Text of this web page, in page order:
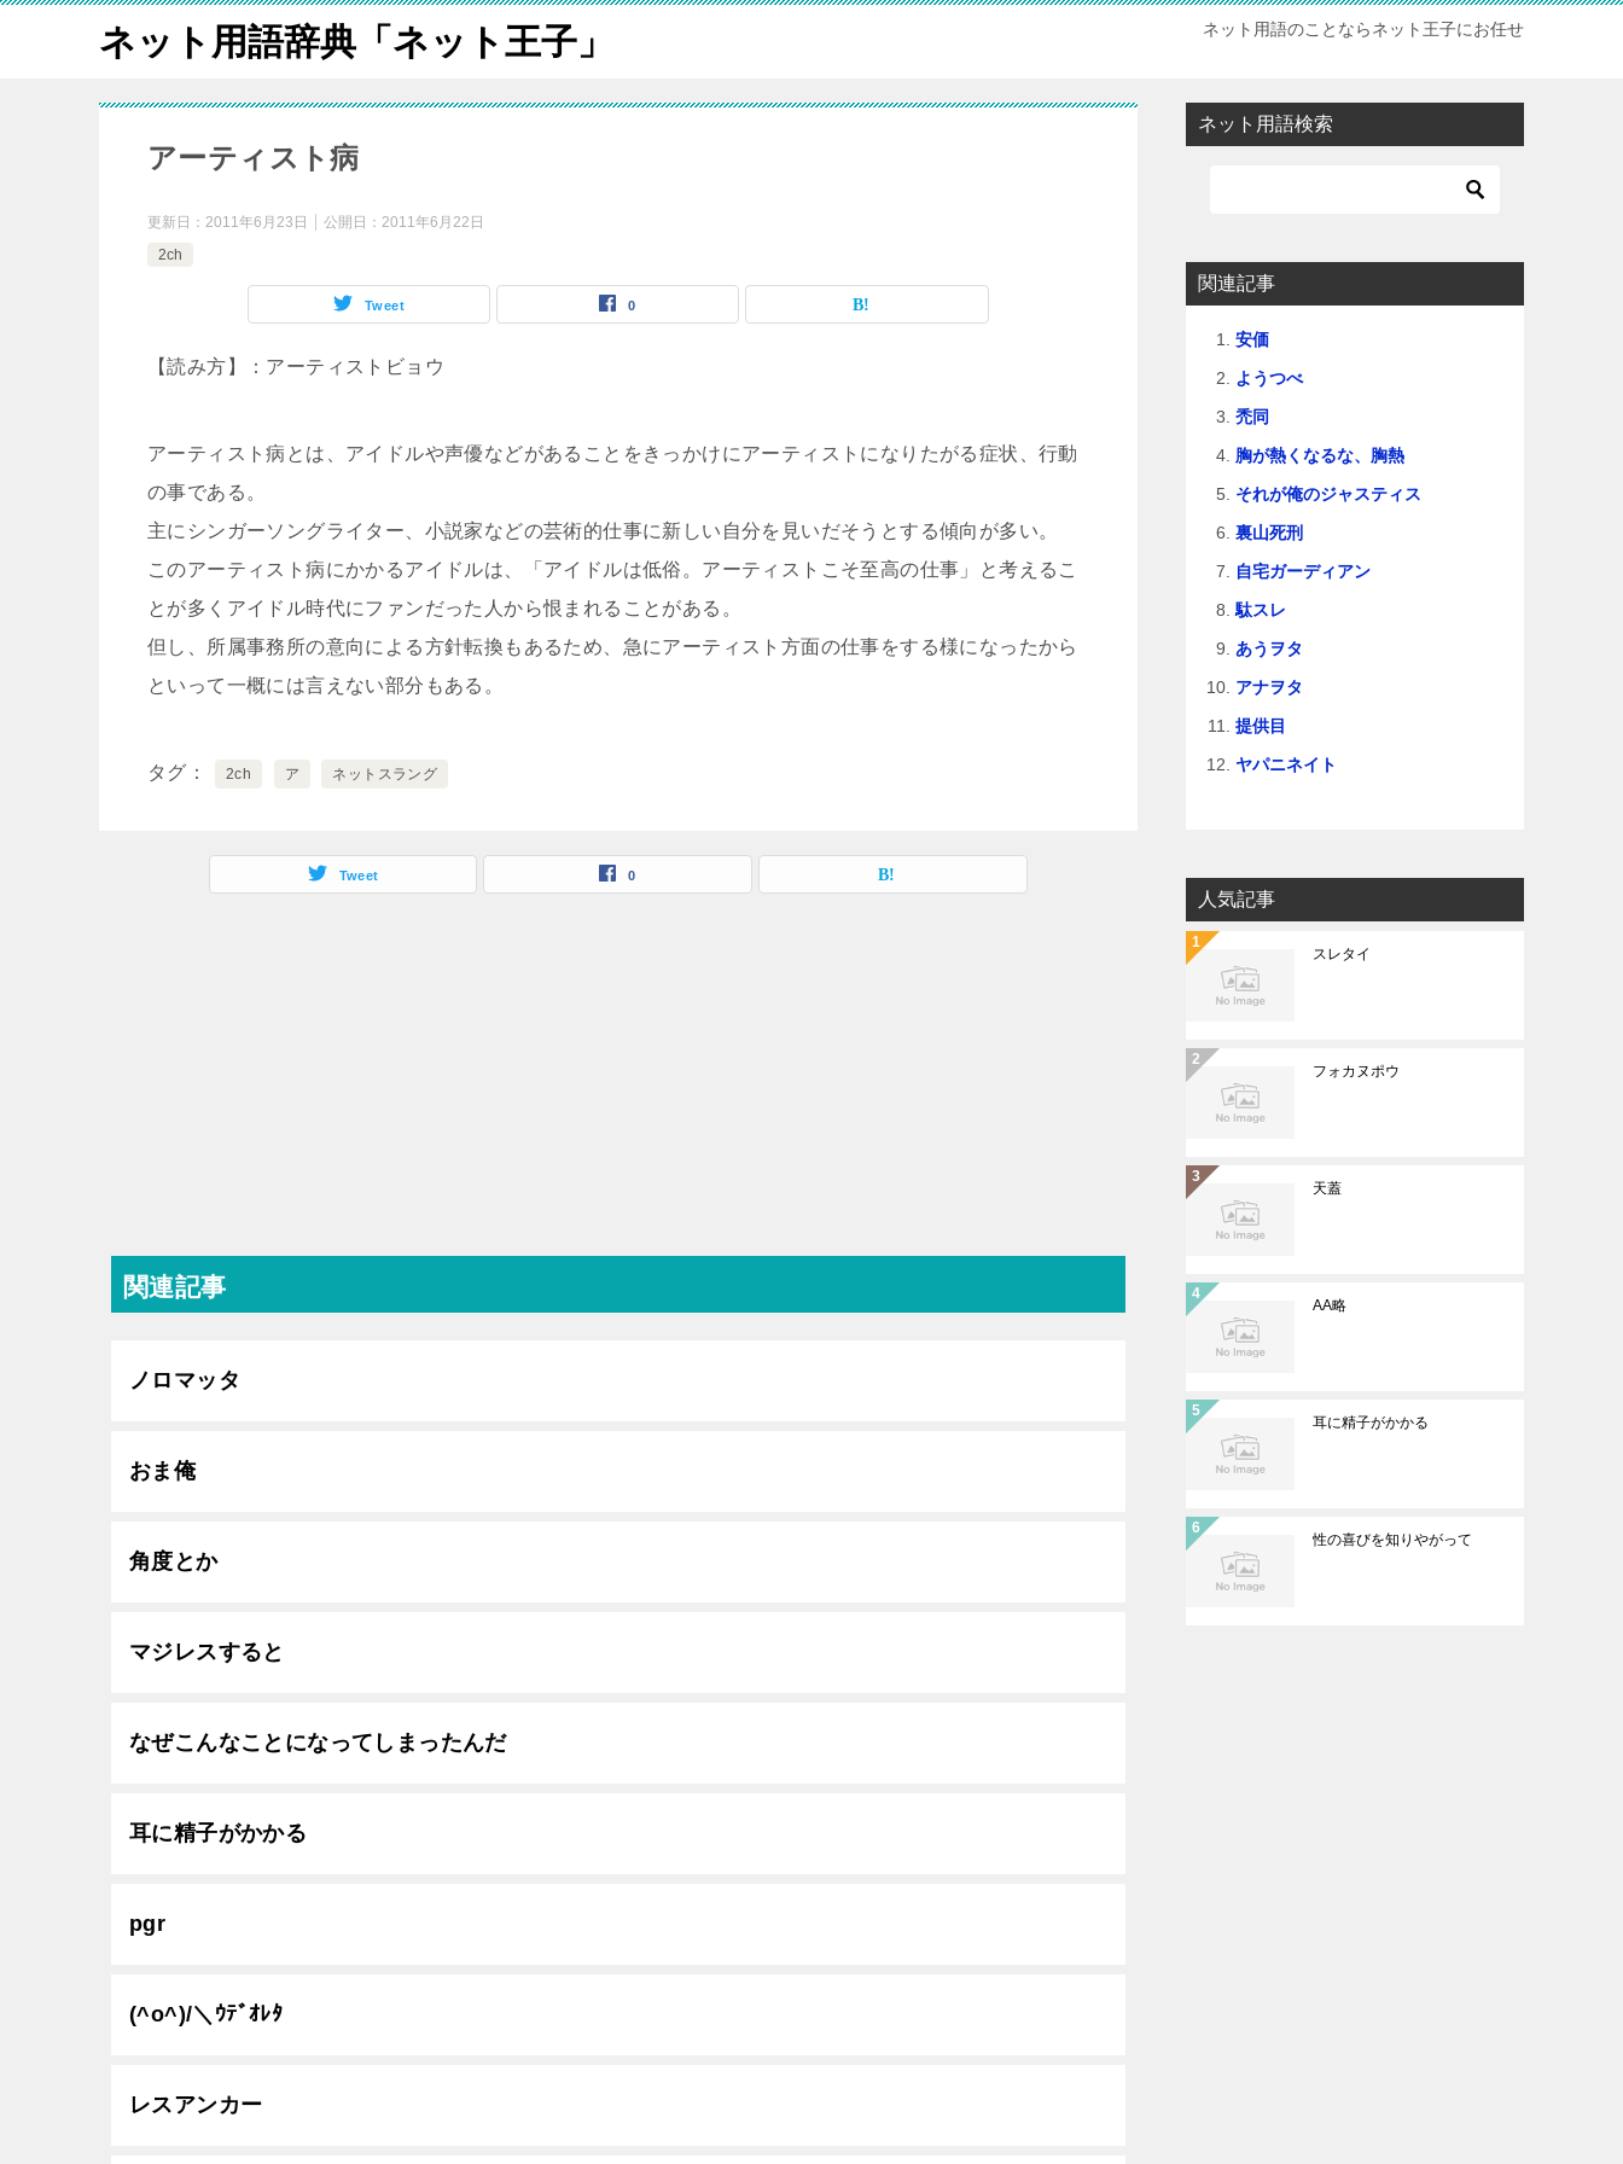
ネット用語辞典「ネット王子」 ネット用語のことならネット王子にお任せ
アーティスト病
更新日： 2011年6月23日 公開日： 2011年6月22日
2ch
Tweet 0
【読み方】：アーティストビョウ
アーティスト病とは、アイドルや声優などがあることをきっかけにアーティストになりたがる症状、行動
の事である。
主にシンガーソングライター、小説家などの芸術的仕事に新しい自分を見いだそうとする傾向が多い。
このアーティスト病にかかるアイドルは、「アイドルは低俗。アーティストこそ至高の仕事」と考えるこ
とが多くアイドル時代にファンだった人から恨まれることがある。
但し、所属事務所の意向による方針転換もあるため、急にアーティスト方面の仕事をする様になったから
といって一概には言えない部分もある。
タグ 2ch ア ネットスラング
Tweet 0
関連記事
ノロマッタ
おま俺
角度とか
マジレスすると
なぜこんなことになってしまったんだ
耳に精子がかかる
pgr
(^o^)/＼ｳﾃﾞｵﾚﾀ
レスアンカー
ネット用語検索
関連記事
安価
ようつべ
禿同
胸が熱くなるな、胸熱
それが俺のジャスティス
裏山死刑
自宅ガーディアン
駄スレ
あうヲタ
アナヲタ
提供目
ヤパニネイト
人気記事
スレタイ
フォカヌポウ
天蓋
AA略
耳に精子がかかる
性の喜びを知りやがって